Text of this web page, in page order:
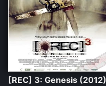
[REC] 3: Genesis (2012)